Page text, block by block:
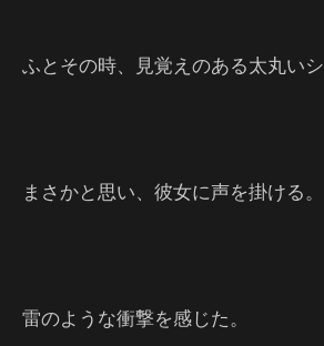
ふとその時、見覚えのある太丸いシ
まさかと思い、彼女に声を掛ける。
雷のような衝撃を感じた。